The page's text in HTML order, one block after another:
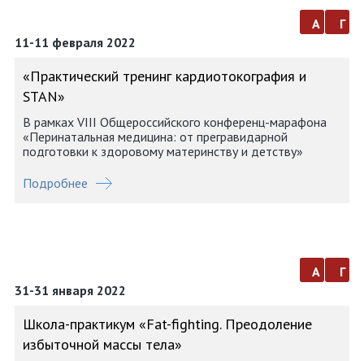
11-11 февраля 2022
а г
«Практический тренинг кардиотокография и
STAN»
В рамках VIII Общероссийского конференц-марафона
«Перинатальная медицина: от прегравидарной
подготовки к здоровому материнству и детству»
Подробнее
31-31 января 2022
а г
Школа-практикум «Fat-fighting. Преодоление
избыточной массы тела»